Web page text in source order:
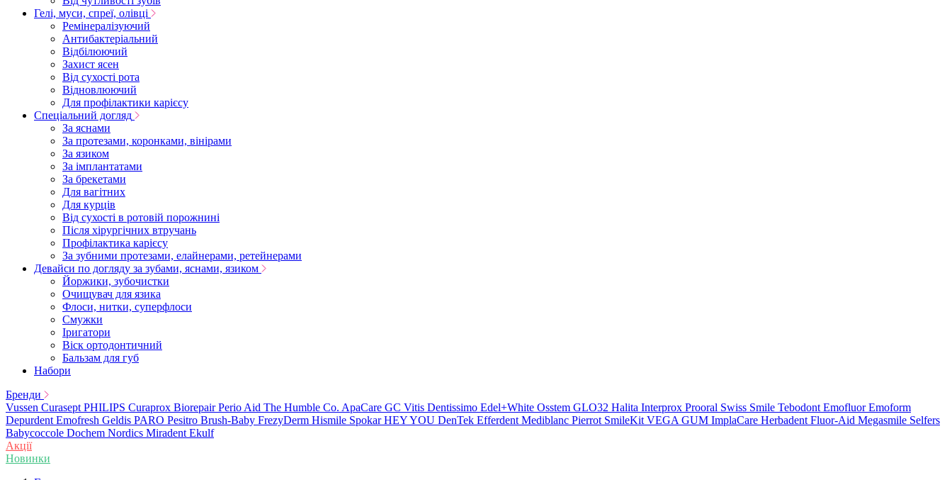
Гелі, муси, спреї, олівці
Ремінералізуючий
Антибактеріальний
Відбілюючий
Захист ясен
Від сухості рота
Відновлюючий
Для профілактики карієсу
Спеціальний догляд
За яснами
За протезами, коронками, вінірами
За язиком
За імплантатами
За брекетами
Для вагітних
Для курців
Від сухості в ротовій порожнині
Після хірургічних втручань
Профілактика карієсу
За зубними протезами, елайнерами, ретейнерами
Девайси по догляду за зубами, яснами, язиком
Йоржики, зубочистки
Очищувач для язика
Флоси, нитки, суперфлоси
Смужки
Іригатори
Віск ортодонтичний
Бальзам для губ
Набори
Бренди
Vussen Curasept PHILIPS Curaprox Biorepair Perio Aid The Humble Co. ApaCare GC Vitis Dentissimo Edel+White Osstem GLO32 Halita Interprox Prooral Swiss Smile Tebodont Emofluor Emoform
Depurdent Emofresh Geldis PARO Pesitro Brush-Baby FrezyDerm Hismile Spokar HEY YOU DenTek Efferdent Mediblanc Pierrot SmileKit VEGA GUM ImplaCare Herbadent Fluor-Aid Megasmile Selfers
Babycoccole Dochem Nordics Miradent Ekulf
Акції
Новинки